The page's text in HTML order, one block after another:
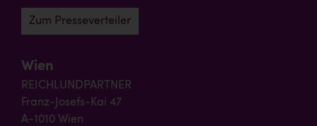
Zum Presseverteiler
Wien
REICHLUNDPARTNER
Franz-Josefs-Kai 47
A-1010 Wien